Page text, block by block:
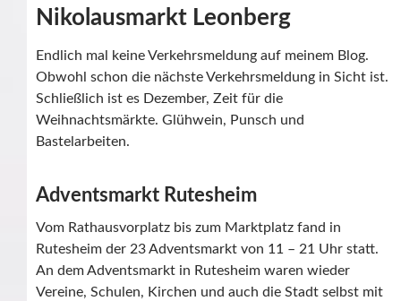
Nikolausmarkt Leonberg
Endlich mal keine Verkehrsmeldung auf meinem Blog.
Obwohl schon die nächste Verkehrsmeldung in Sicht ist.
Schließlich ist es Dezember, Zeit für die
Weihnachtsmärkte. Glühwein, Punsch und
Bastelarbeiten.
Adventsmarkt Rutesheim
Vom Rathausvorplatz bis zum Marktplatz fand in
Rutesheim der 23 Adventsmarkt von 11 – 21 Uhr statt.
An dem Adventsmarkt in Rutesheim waren wieder
Vereine, Schulen, Kirchen und auch die Stadt selbst mit